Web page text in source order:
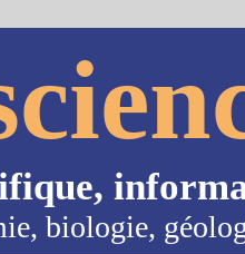
biologie,